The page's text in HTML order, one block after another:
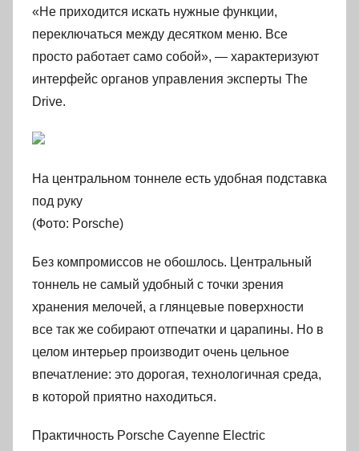
«Не приходится искать нужные функции,
переключаться между десятком меню. Все
просто работает само собой», — характеризуют
интерфейс органов управления эксперты The
Drive.
На центральном тоннеле есть удобная подставка
под руку
(Фото: Porsche)
Без компромиссов не обошлось. Центральный
тоннель не самый удобный с точки зрения
хранения мелочей, а глянцевые поверхности
все так же собирают отпечатки и царапины. Но в
целом интерьер производит очень цельное
впечатление: это дорогая, технологичная среда,
в которой приятно находиться.
Практичность Porsche Cayenne Electric